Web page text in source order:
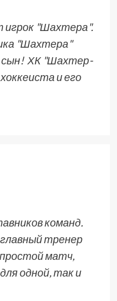
игрок "Шахтера".
"Шахтера"
сын! ХК "Шахтер-
и его
команд.
тренер
матч,
одной, так и